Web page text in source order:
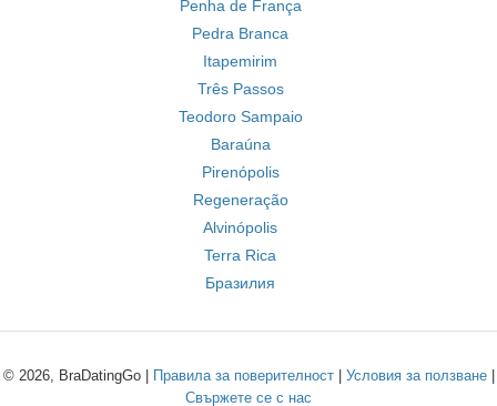
Penha de França
Pedra Branca
Itapemirim
Três Passos
Teodoro Sampaio
Baraúna
Pirenópolis
Regeneração
Alvinópolis
Terra Rica
Бразилия
© 2026, BraDatingGo | Правила за поверителност| Условия за ползване|
Свържете се с нас